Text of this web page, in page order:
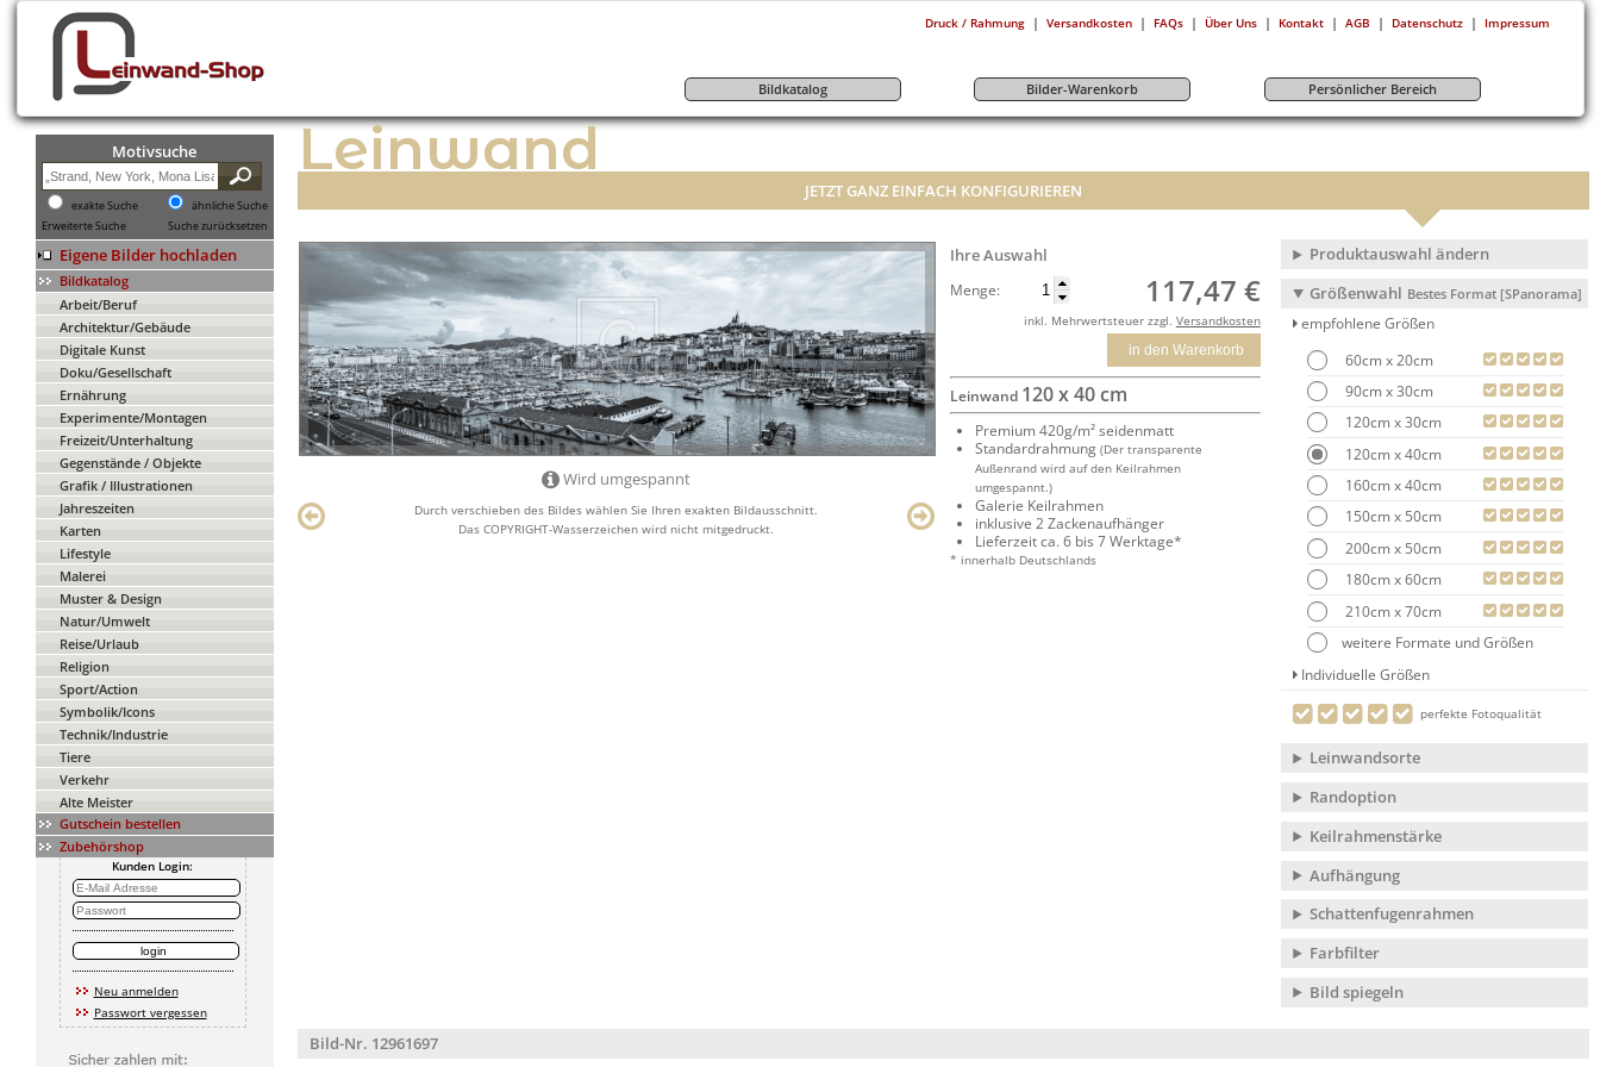
Druck / Rahmung | Versandkosten | FAQs | Über Uns | Kontakt | AGB | Datenschutz | Impressum
Bildkatalog Bilder-Warenkorb Persönlicher Bereich
Motivsuche
exakte Suche
ähnliche Suche
Erweiterte Suche
Suche zurücksetzen
Eigene Bilder hochladen
Bildkatalog
Arbeit/Beruf
Architektur/Gebäude
Digitale Kunst
Doku/Gesellschaft
Ernährung
Experimente/Montagen
Freizeit/Unterhaltung
Gegenstände / Objekte
Grafik / Illustrationen
Jahreszeiten
Karten
Lifestyle
Malerei
Muster & Design
Natur/Umwelt
Reise/Urlaub
Religion
Sport/Action
Symbolik/Icons
Technik/Industrie
Tiere
Verkehr
Alte Meister
Gutschein bestellen
Zubehörshop
Kunden Login:
Neu anmelden
Passwort vergessen
Leinwand
JETZT GANZ EINFACH KONFIGURIEREN
Wird umgespannt
Durch verschieben des Bildes wählen Sie Ihren exakten Bildausschnitt.
Das COPYRIGHT-Wasserzeichen wird nicht mitgedruckt.
Ihre Auswahl
Menge: 117,47 €
inkl. Mehrwertsteuer zzgl. Versandkosten
in den Warenkorb
Leinwand 120 x 40 cm
Premium 420g/m² seidenmatt
Standardrahmung (Der transparente
Außenrand wird auf den Keilrahmen
umgespannt.)
Galerie Keilrahmen
inklusive 2 Zackenaufhänger
Lieferzeit ca. 6 bis 7 Werktage*
* innerhalb Deutschlands
Produktauswahl ändern
Größenwahl Bestes Format [SPanorama]
empfohlene Größen
60cm x 20cm
90cm x 30cm
120cm x 30cm
120cm x 40cm
160cm x 40cm
150cm x 50cm
200cm x 50cm
180cm x 60cm
210cm x 70cm
weitere Formate und Größen
Individuelle Größen
perfekte Fotoqualität
Leinwandsorte
Randoption
Keilrahmenstärke
Aufhängung
Schattenfugenrahmen
Farbfilter
Bild spiegeln
Bild-Nr. 12961697